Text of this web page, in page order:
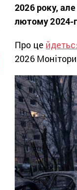
2026 року,
лютому 2024-
Про це
2026